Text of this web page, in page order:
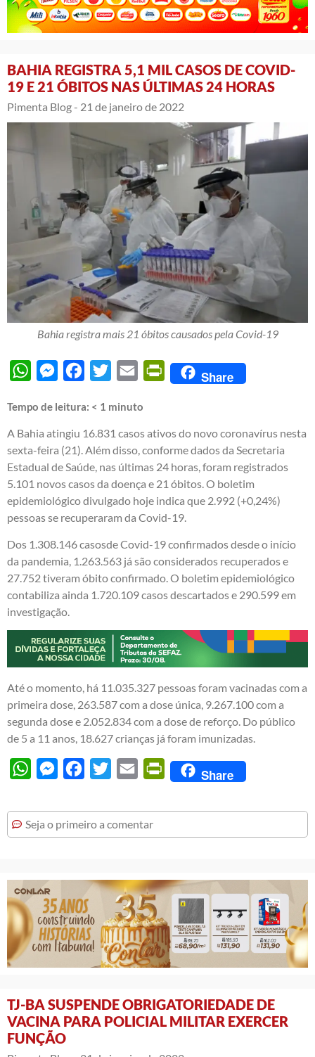
BAHIA REGISTRA 5,1 MIL CASOS DE COVID-
19 E 21 ÓBITOS NAS ÚLTIMAS 24 HORAS
Pimenta Blog - 21 de janeiro de 2022
Bahia registra mais 21 óbitos causados pela Covid-19
WhatsAppMessengerFacebook
Twitter Email PrintFriendly
Share
Tempo de leitura: < 1 minuto
A Bahia atingiu 16.831 casos ativos do novo coronavírus nesta
sexta-feira (21). Além disso, conforme dados da Secretaria
Estadual de Saúde, nas últimas 24 horas, foram registrados
5.101 novos casos da doença e 21 óbitos. O boletim
epidemiológico divulgado hoje indica que 2.992 (+0,24%)
pessoas se recuperaram da Covid-19.
Dos 1.308.146 casosde Covid-19 confirmados desde o início
da pandemia, 1.263.563 já são considerados recuperados e
27.752 tiveram óbito confirmado. O boletim epidemiológico
contabiliza ainda 1.720.109 casos descartados e 290.599 em
investigação.
Até o momento, há 11.035.327 pessoas foram vacinadas com a
primeira dose, 263.587 com a dose única, 9.267.100 com a
segunda dose e 2.052.834 com a dose de reforço. Do público
de 5 a 11 anos, 18.627 crianças já foram imunizadas.
WhatsAppMessengerFacebook
Twitter Email PrintFriendly
Share
Seja o primeiro a comentar
TJ-BA SUSPENDE OBRIGATORIEDADE DE
VACINA PARA POLICIAL MILITAR EXERCER
FUNÇÃO